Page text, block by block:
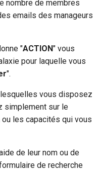
nombre de membres
emails des manageurs
"ACTION" vous
pour laquelle vous
".
vous disposez
simplement sur le
les capacités qui vous
de leur nom ou de
de recherche